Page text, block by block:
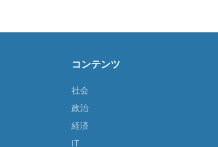
コンテンツ
社会
政治
経済
IT